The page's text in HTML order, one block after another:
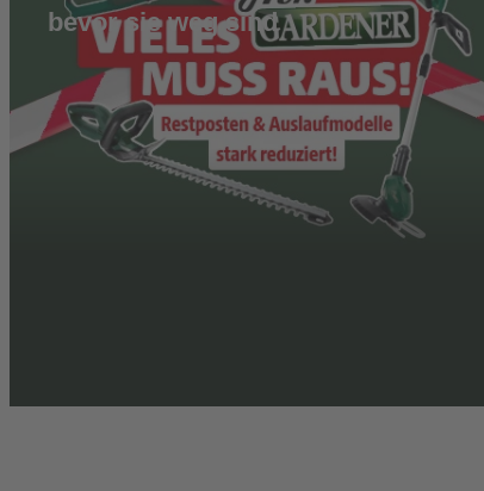
bevor sie weg sind